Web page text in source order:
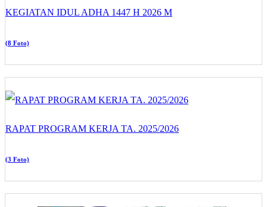
KEGIATAN IDUL ADHA 1447 H 2026 M
(8 Foto)
RAPAT PROGRAM KERJA TA. 2025/2026
(3 Foto)